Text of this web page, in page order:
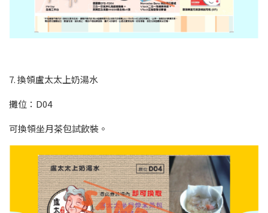
7. 換領盧太太上奶湯水
攤位：D04
可換領坐月茶包試飲裝。